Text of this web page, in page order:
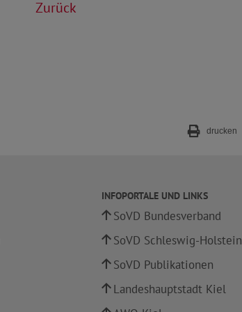
Zurück
drucken
INFOPORTALE UND LINKS
SoVD Bundesverband
SoVD Schleswig-Holstein
SoVD Publikationen
Landeshauptstadt Kiel